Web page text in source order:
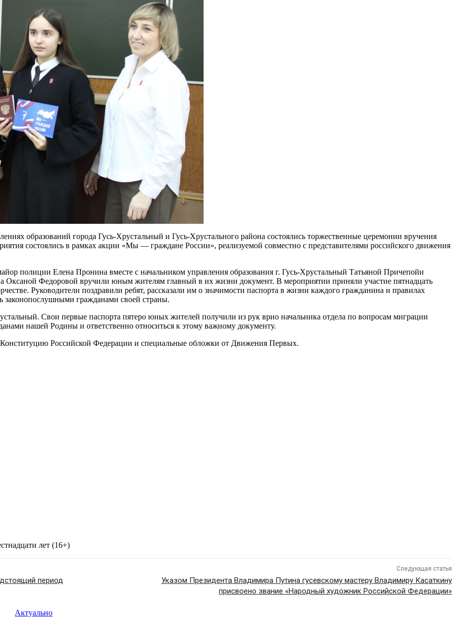
образований города Гусь-Хрустальный и Гусь-Хрустального района состоялись торжественные церемонии вручения
состоялись в рамках акции «Мы — граждане России», реализуемой совместно с представителями российского движения
полиции Елена Пронина вместе с начальником управления образования г. Гусь-Хрустальный Татьяной Причепойи
Оксаной Федоровой вручили юным жителям главный в их жизни документ. В мероприятии приняли участие пятнадцать
Руководители поздравили ребят, рассказали им о значимости паспорта в жизни каждого гражданина и правилах
гражданами своей страны.
Свои первые паспорта пятеро юных жителей получили из рук врио начальника отдела по вопросам миграции
нашей Родины и ответственно относиться к этому важному документу.
Российской Федерации и специальные обложки от Движения Первых.
лет (16+)
период
Следующая статья
Указом Президента Владимира Путина гусевскому мастеру Владимиру Касаткину
присвоено звание «Народный художник Российской Федерации»
Актуально